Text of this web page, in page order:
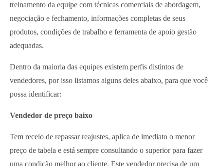
treinamento da equipe com técnicas comerciais de abordagem,
negociação e fechamento, informações completas de seus
produtos, condições de trabalho e ferramenta de apoio gestão
adequadas.
Dentro da maioria das equipes existem perfis distintos de
vendedores, por isso listamos alguns deles abaixo, para que você
possa identificar:
Vendedor de preço baixo
Tem receio de repassar reajustes, aplica de imediato o menor
preço de tabela e está sempre consultando o superior para fazer
uma condição melhor ao cliente. Este vendedor precisa de um